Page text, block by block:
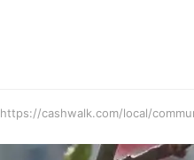
https://cashwalk.com/local/